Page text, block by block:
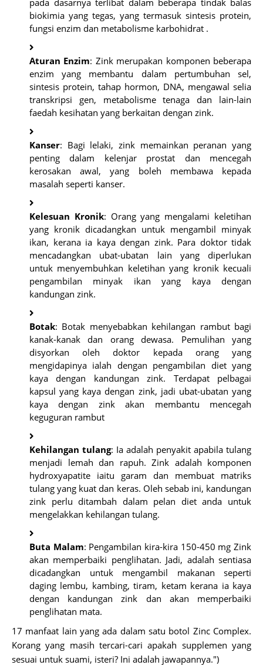
pada dasarnya terlibat dalam beberapa tindak balas
biokimia yang tegas, yang termasuk sintesis protein,
fungsi enzim dan metabolisme karbohidrat .
Aturan Enzim: Zink merupakan komponen beberapa
enzim yang membantu dalam pertumbuhan sel,
sintesis protein, tahap hormon, DNA, mengawal selia
transkripsi gen, metabolisme tenaga dan lain-lain
faedah kesihatan yang berkaitan dengan zink.
Kanser: Bagi lelaki, zink memainkan peranan yang
penting dalam kelenjar prostat dan mencegah
kerosakan awal, yang boleh membawa kepada
masalah seperti kanser.
Kelesuan Kronik: Orang yang mengalami keletihan
yang kronik dicadangkan untuk mengambil minyak
ikan, kerana ia kaya dengan zink. Para doktor tidak
mencadangkan ubat-ubatan lain yang diperlukan
untuk menyembuhkan keletihan yang kronik kecuali
pengambilan minyak ikan yang kaya dengan
kandungan zink.
Botak: Botak menyebabkan kehilangan rambut bagi
kanak-kanak dan orang dewasa. Pemulihan yang
disyorkan oleh doktor kepada orang yang
mengidapinya ialah dengan pengambilan diet yang
kaya dengan kandungan zink. Terdapat pelbagai
kapsul yang kaya dengan zink, jadi ubat-ubatan yang
kaya dengan zink akan membantu mencegah
keguguran rambut
Kehilangan tulang: Ia adalah penyakit apabila tulang
menjadi lemah dan rapuh. Zink adalah komponen
hydroxyapatite iaitu garam dan membuat matriks
tulang yang kuat dan keras. Oleh sebab ini, kandungan
zink perlu ditambah dalam pelan diet anda untuk
mengelakkan kehilangan tulang.
Buta Malam: Pengambilan kira-kira 150-450 mg Zink
akan memperbaiki penglihatan. Jadi, adalah sentiasa
dicadangkan untuk mengambil makanan seperti
daging lembu, kambing, tiram, ketam kerana ia kaya
dengan kandungan zink dan akan memperbaiki
penglihatan mata.
17 manfaat lain yang ada dalam satu botol Zinc Complex.
Korang yang masih tercari-cari apakah supplemen yang
sesuai untuk suami, isteri? Ini adalah jawapannya.")